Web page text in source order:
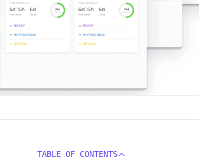
TABLE OF CONTENTS